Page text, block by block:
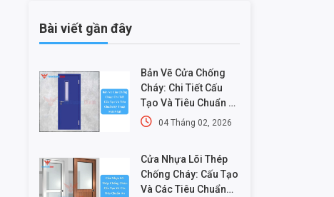
Bài viết gần đây
Bản Vẽ Cửa Chống
Cháy: Chi Tiết Cấu
Tạo Và Tiêu Chuẩn Kỹ
Thuật Mới Nhất
04 Tháng 02, 2026
Cửa Nhựa Lõi Thép
Chống Cháy: Cấu Tạo
Và Các Tiêu Chuẩn